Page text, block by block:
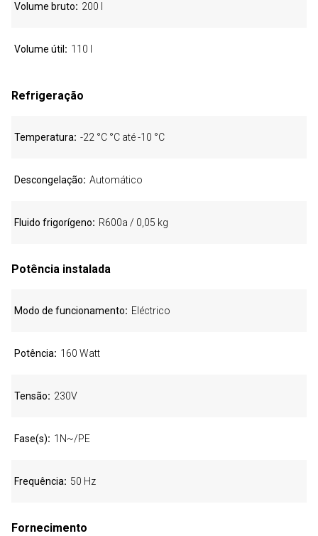
Volume bruto 200 l
Volume útil 110 l
Refrigeração
Temperatura -22 °C °C até -10 °C
Descongelação Automático
Fluido frigorígeno R600a / 0,05 kg
Potência instalada
Modo de funcionamento Eléctrico
Potência 160 Watt
Tensão 230V
Fase(s) 1N~/PE
Frequência 50 Hz
Fornecimento